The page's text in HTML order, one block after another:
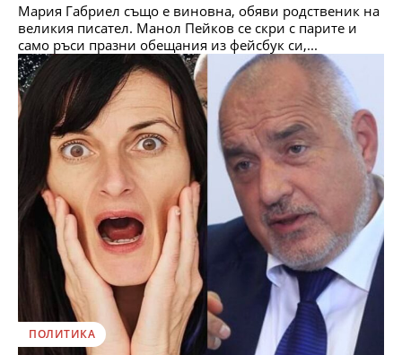
Мария Габриел също е виновна, обяви родственик на
великия писател. Манол Пейков се скри с парите и
само ръси празни обещания из фейсбук си,...
ПОЛИТИКА